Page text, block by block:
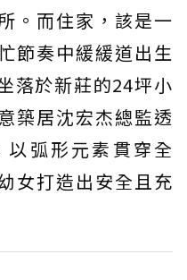
。而住家，該是一
節奏中緩緩道出生
落於新莊的24坪小
築居沈宏杰總監透
弧形元素貫穿全
女打造出安全且充